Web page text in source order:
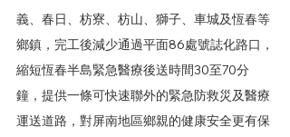
義、春日、枋寮、枋山、獅子、車城及恆春等
鄉鎮，完工後減少通過平面86處號誌化路口，
縮短恆春半島緊急醫療後送時間30至70分
鐘，提供一條可快速聯外的緊急防救災及醫療
運送道路，對屏南地區鄉親的健康安全更有保